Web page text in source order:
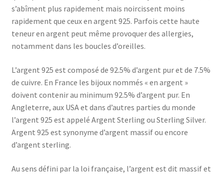
s’abîment plus rapidement mais noircissent moins
rapidement que ceux en argent 925. Parfois cette haute
teneur en argent peut même provoquer des allergies,
notamment dans les boucles d’oreilles.
L’argent 925 est composé de 92.5% d’argent pur et de 7.5%
de cuivre. En France les bijoux nommés « en argent »
doivent contenir au minimum 92.5% d’argent pur. En
Angleterre, aux USA et dans d’autres parties du monde
l’argent 925 est appelé Argent Sterling ou Sterling Silver.
Argent 925 est synonyme d’argent massif ou encore
d’argent sterling.
Au sens défini par la loi française, l’argent est dit massif et